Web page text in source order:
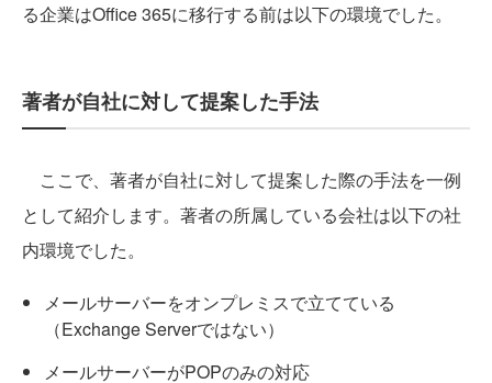
る企業はOffice 365に移行する前は以下の環境でした。
著者が自社に対して提案した手法
ここで、著者が自社に対して提案した際の手法を一例
として紹介します。著者の所属している会社は以下の社
内環境でした。
メールサーバーをオンプレミスで立てている
（Exchange Serverではない）
メールサーバーがPOPのみの対応